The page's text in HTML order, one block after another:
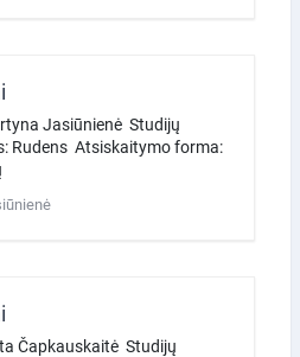
Jasiūnienė Studijų
Rudens Atsiskaitymo forma:
Čapkauskaitė Studijų